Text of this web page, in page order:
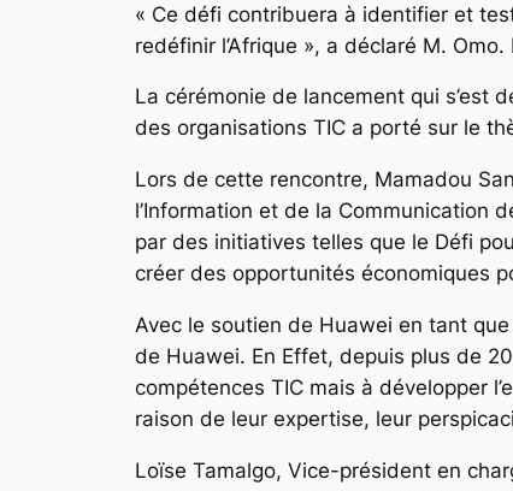
« Ce défi contribuera à identifier et
redéfinir l’Afrique », a déclaré M.
La cérémonie de lancement qui s’est
des organisations TIC a porté sur le
Lors de cette rencontre, Mamadou
l’Information et de la Communication
par des initiatives telles que le Défi
créer des opportunités économiques
Avec le soutien de Huawei en tant
de Huawei. En Effet, depuis plus de
compétences TIC mais à développer
raison de leur expertise, leur
Loïse Tamalgo, Vice-président en